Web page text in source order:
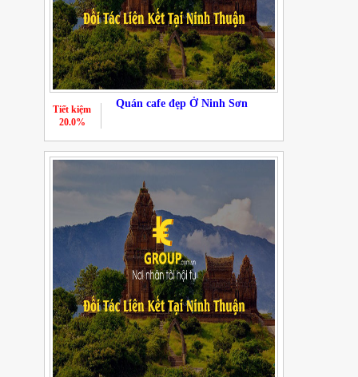
Quán cafe đẹp Ở Ninh Sơn
Tiết kiệm
20.0%